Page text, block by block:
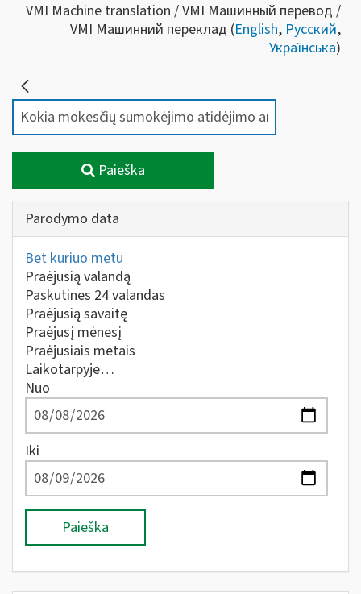
VMI Machine translation / VMI Машинный перевод /
VMI Машинний переклад (English, Русский,
Українська)
Paieška
Parodymo data
Bet kuriuo metu
Praėjusią valandą
Paskutines 24 valandas
Praėjusią savaitę
Praėjusį mėnesį
Praėjusiais metais
Laikotarpyje…
Nuo
Iki
Paieška